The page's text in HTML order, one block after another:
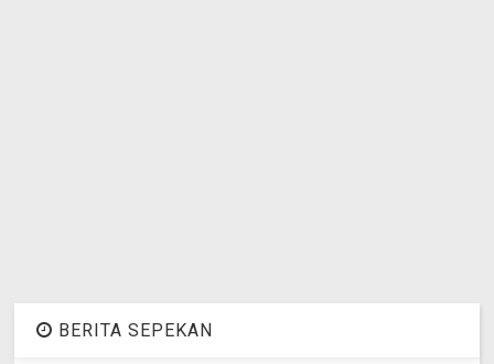
BERITA SEPEKAN